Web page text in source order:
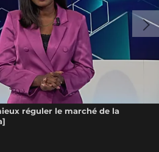
réguler le marché de la